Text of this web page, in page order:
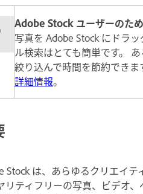
Adobe Stock ユーザーのた
写真を Adobe Stock にドラ
ル検索はとても簡単です。
絞り込んで時間を節約できま
詳細情報。
Stock は、あらゆるクリエイ
リティフリーの写真、ビデオ